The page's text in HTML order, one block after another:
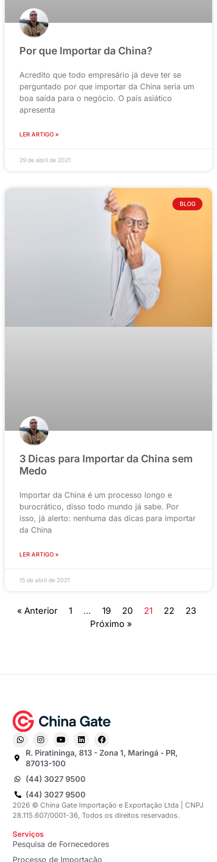
Por que Importar da China?
Acredito que todo empresário já deve ter se
perguntado por que importar da China seria um
boa saída para o negócio. O país asiático
apresenta
LER ARTIGO »
29 de abril de 2021
BLOG
3 Dicas para Importar da China sem
Medo
Importar da China é um processo longo e
burocrático, disso todo mundo já sabe. Por
isso, já alerto: nenhuma das dicas para importar
da China
LER ARTIGO »
15 de abril de 2021
« Anterior 1 … 19 20 21 22
23
Próximo »
R. Piratininga, 813 - Zona 1, Maringá - PR,
87013-100
(44) 3027 9500
(44) 3027 9500
2026 © China Gate Importação e Exportação Ltda | CNPJ
28.115.607/0001-36, Todos os direitos reservados.
Serviços
Pesquisa de Fornecedores
Processo de Importação